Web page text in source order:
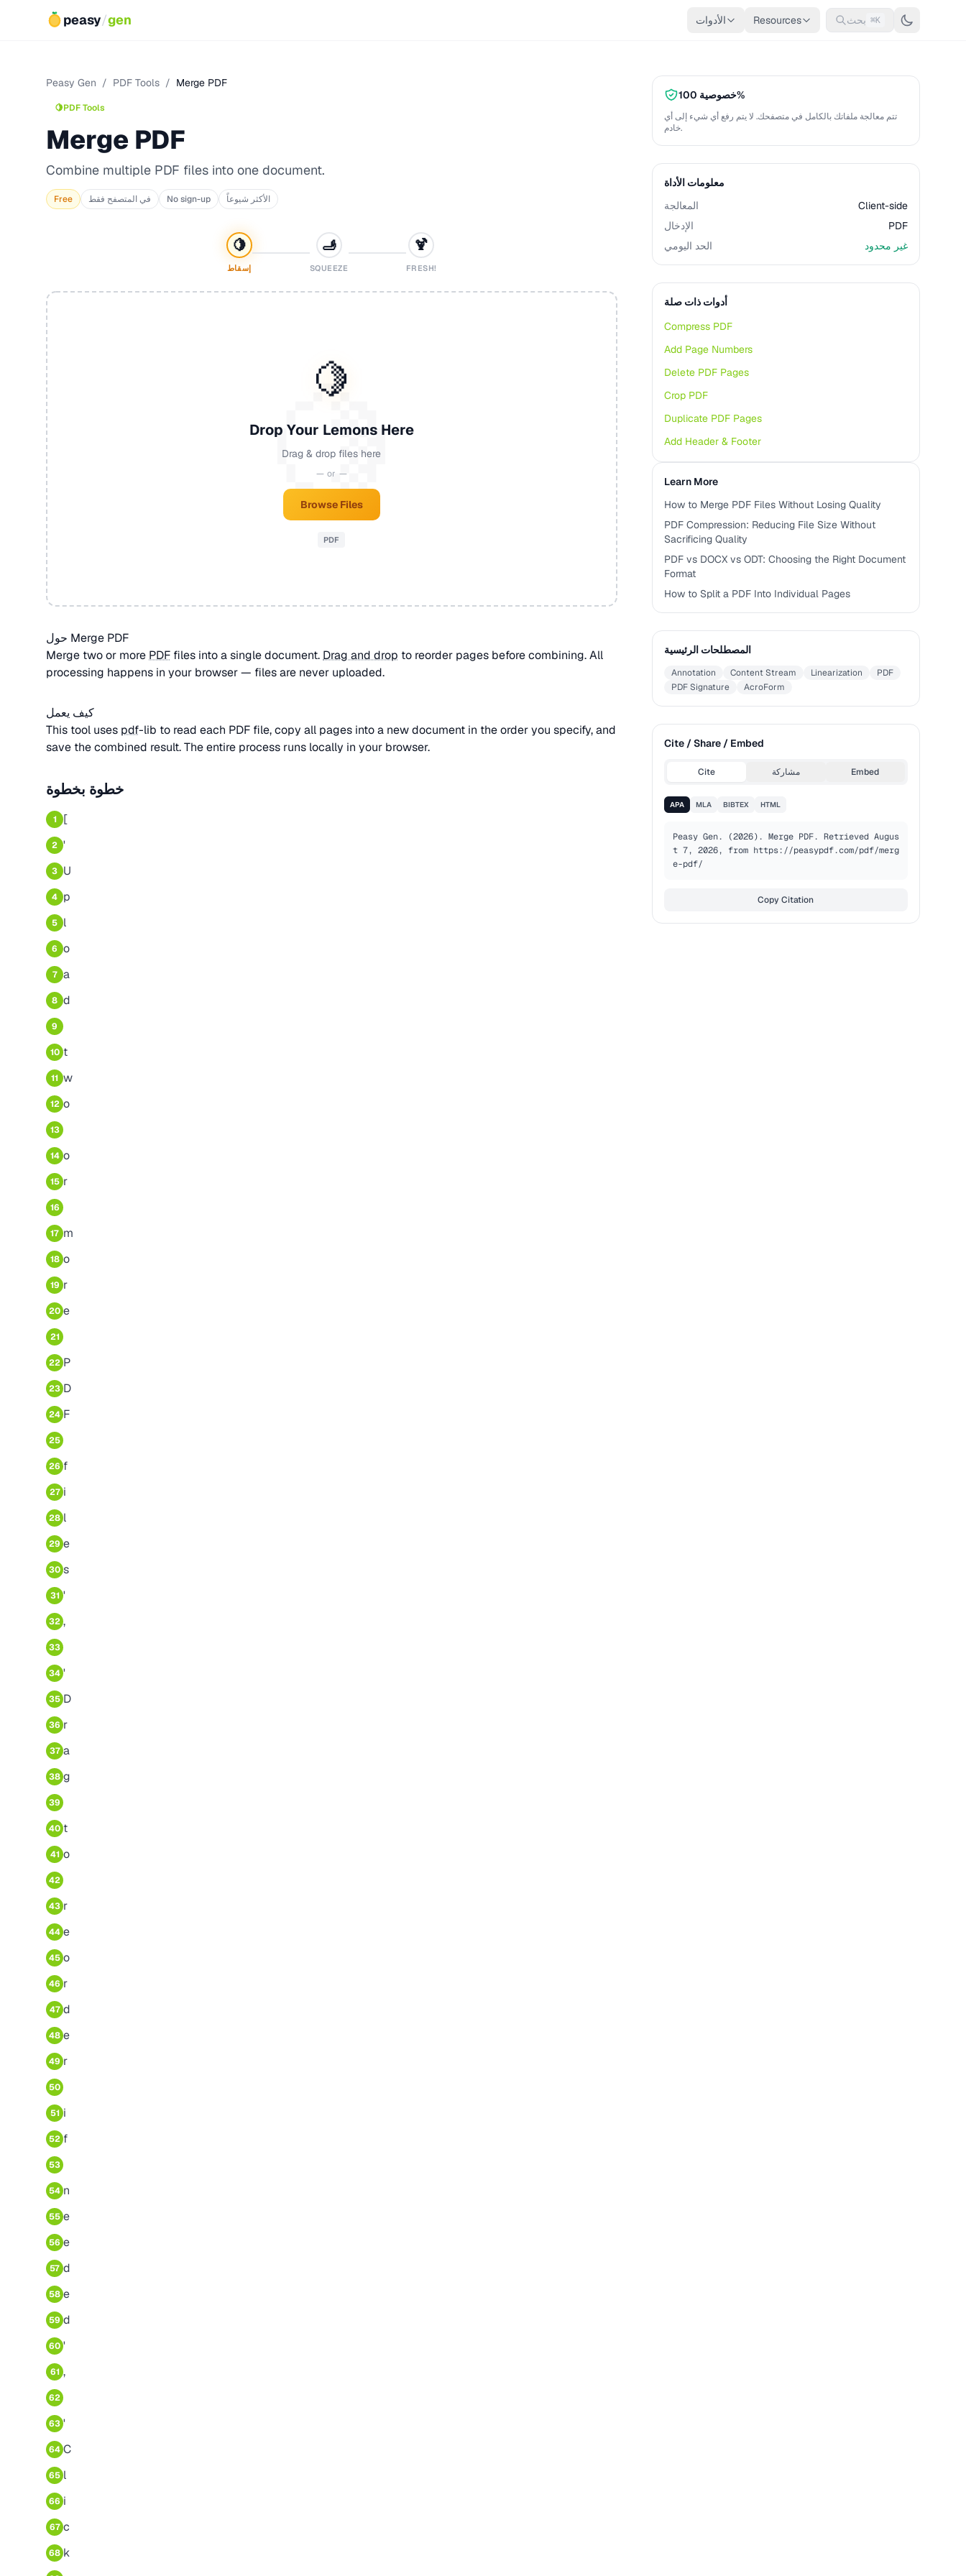
peasy/gen الأدوات Resources بحث ⌘K
Peasy Gen / PDF Tools / Merge PDF
🍋PDF Tools
Merge PDF
Combine multiple PDF files into one document.
Free في المتصفح فقط No sign-up الأكثر شيوعاً
🍋
إسقاط
🫸
SQUEEZE
🍹
FRESH!
🍋
Drop Your Lemons Here
Drag & drop files here
— or —
Browse Files
PDF
حول Merge PDF
Merge two or more PDF files into a single document. Drag and drop to reorder pages before combining. All
processing happens in your browser — files are never uploaded.
كيف يعمل
This tool uses pdf-lib to read each PDF file, copy all pages into a new document in the order you specify, and
save the combined result. The entire process runs locally in your browser.
خطوة بخطوة
1 [
2 '
3 U
4 p
5 l
6 o
7 a
8 d
9
10 t
11 w
12 o
13
14 o
15 r
16
17 m
18 o
19 r
20 e
21
22 P
23 D
24 F
25
26 f
27 i
28 l
29 e
30 s
31 '
32 ,
33
34 '
35 D
36 r
37 a
38 g
39
40 t
41 o
42
43 r
44 e
45 o
46 r
47 d
48 e
49 r
50
51 i
52 f
53
54 n
55 e
56 e
57 d
58 e
59 d
60 '
61 ,
62
63 '
64 C
65 l
66 i
67 c
68 k
خصوصية 100%
تتم معالجة ملفاتك بالكامل في متصفحك. لا يتم رفع أي شيء إلى أي
خادم.
معلومات الأداة
المعالجة
Client-side
الإدخال
PDF
الحد اليومي
غير محدود
أدوات ذات صلة
Compress PDF
Add Page Numbers
Delete PDF Pages
Crop PDF
Duplicate PDF Pages
Add Header & Footer
Learn More
How to Merge PDF Files Without Losing Quality
PDF Compression: Reducing File Size Without
Sacrificing Quality
PDF vs DOCX vs ODT: Choosing the Right Document
Format
How to Split a PDF Into Individual Pages
المصطلحات الرئيسية
Annotation Content Stream Linearization
PDF
PDF Signature
AcroForm
Cite / Share / Embed
Cite مشاركة Embed
APA MLA BIBTEX HTML
Peasy Gen. (2026). Merge PDF. Retrieved Augus
t 7, 2026, from https://peasypdf.com/pdf/merg
e-pdf/
Copy Citation